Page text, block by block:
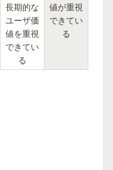
長期的な
ユーザ価
値を重視
できてい
る
値が重視
できてい
る